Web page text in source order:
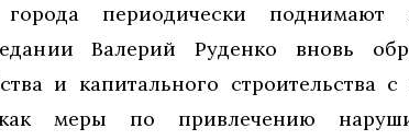
города периодически
Валерий Руденко вновь
и капитального строительства с
меры по привлечению